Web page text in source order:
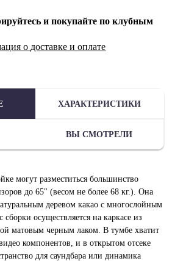
и покупайте по клубным
о доставке иоплате
ХАРАКТЕРИСТИКИ
ВЫ СМОТРЕЛИ
могут разместиться большинство
до 65" (весом не более 68 кг.). Она
деревом какао с многослойным
осуществляется на каркасе из
матовым черным лаком. В тумбе хватит
компонентов, и в открытом отсеке
для саундбара или динамика